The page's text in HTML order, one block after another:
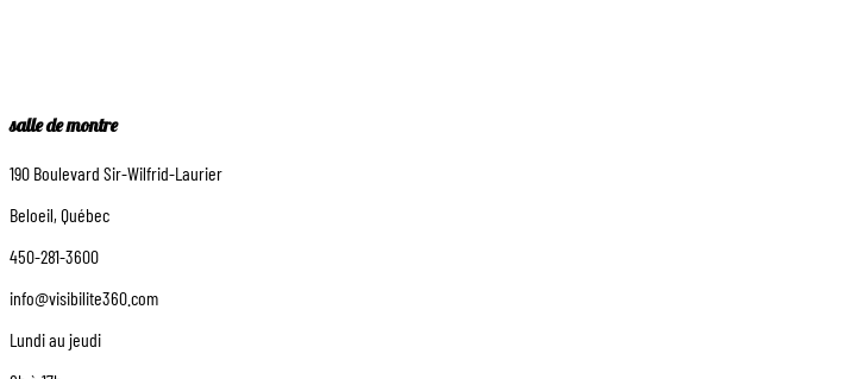
salle de montre
190 Boulevard Sir-Wilfrid-Laurier
Beloeil, Québec
450-281-3600
info@visibilite360.com
Lundi au jeudi